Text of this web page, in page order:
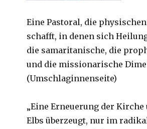
Eine Pastoral, die
schafft, in denen sich
die samaritanische, die
und die missionarische
(Umschlaginnenseite)
„Eine Erneuerung der
Elbs überzeugt, nur im